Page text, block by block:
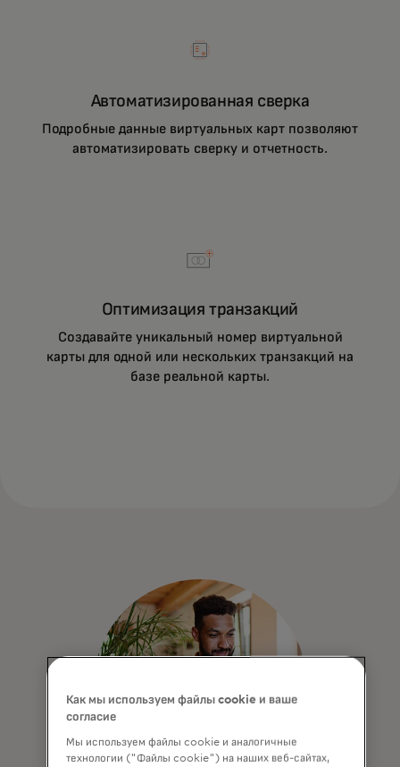
Автоматизированная сверка
Подробные данные виртуальных карт позволяют
автоматизировать сверку и отчетность.
Оптимизация транзакций
Создавайте уникальный номер виртуальной
карты для одной или нескольких транзакций на
базе реальной карты.
Как мы используем файлы cookie и ваше
согласие
Мы используем файлы cookie и аналогичные
технологии ("Файлы cookie") на наших веб-сайтах,